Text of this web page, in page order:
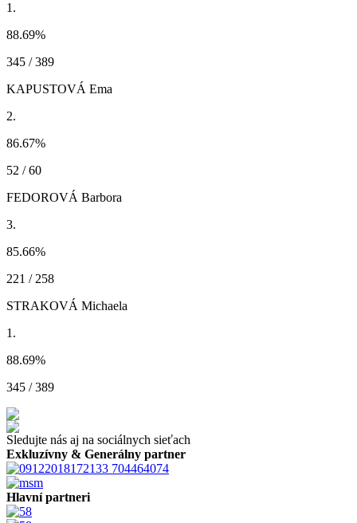
1.
88.69%
345 / 389
KAPUSTOVÁ Ema
2.
86.67%
52 / 60
FEDOROVÁ Barbora
3.
85.66%
221 / 258
STRAKOVÁ Michaela
1.
88.69%
345 / 389
Sledujte nás aj na sociálnych sieťach
Exkluzívny & Generálny partner
Hlavní partneri